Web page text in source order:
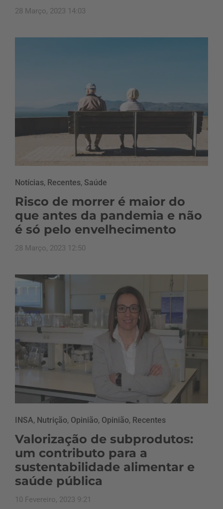
28 Março, 2023 14:03
Notícias, Recentes, Saúde
Risco de morrer é maior do
que antes da pandemia e não
é só pelo envelhecimento
28 Março, 2023 12:50
INSA, Nutrição, Opinião, Opinião, Recentes
Valorização de subprodutos:
um contributo para a
sustentabilidade alimentar e
saúde pública
10 Fevereiro, 2023 9:21